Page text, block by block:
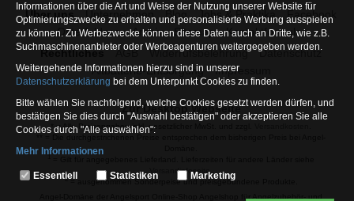
Über uns
Unternehmen Blog Jobs & Praktika
Facebook
Osterfeldsee
Archiv Sitemap
Kontaktformular
Rechtliches
AGB Widerrufsbelehrung
Datenschutz
Altbatterie-Entsorgung
Impressum
Zur Desktop Webseite
* = Alle Preisangaben inkl. gesetzlicher MwSt. und zzgl.
Versandinfoseite.
2= ausgenommen Sonderpeise und preisgebundene Produkte.
Informationen über die Art und Weise der Nutzung unserer Website für
Optimierungszwecke zu erhalten und personalisierte Werbung ausspielen
zu können. Zu Werbezwecke können diese Daten auch an Dritte, wie z.B.
Suchmaschinenanbieter oder Werbeagenturen weitergegeben werden.
Weitergehende Informationen hierzu sind in unserer
Datenschutzerklärung bei dem Unterpunkt Cookies zu finden.
Bitte wählen Sie nachfolgend, welche Cookies gesetzt werden dürfen, und
bestätigen Sie dies durch "Auswahl bestätigen" oder akzeptieren Sie alle
Cookies durch "Alle auswählen":
Mehr Informationen
Essentiell
Essentiell Statistiken Marketing